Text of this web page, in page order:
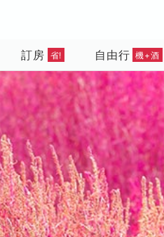
訂房 省! 自由行 機+酒